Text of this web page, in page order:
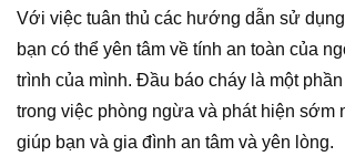
Với việc tuân thủ các hướng dẫn sử
bạn có thể yên tâm về tính an toàn của
trình của mình. Đầu báo cháy là một
trong việc phòng ngừa và phát hiện sớm
giúp bạn và gia đình an tâm và yên lòng.